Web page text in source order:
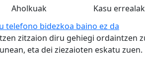
Aholkuak Kasu errealak
telefono bidezkoa baino ez da
zitzaion diru gehiegi ordaintzen
eta dei ziezaioten eskatu zuen.